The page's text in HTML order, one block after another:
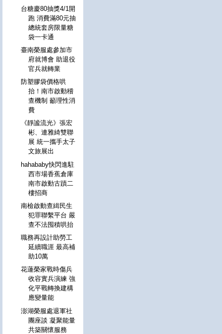
台糖慶80抽獎4/1開
跑 消費滿80元抽
總統套房限量糖
袋一卡通
臺南榮服處參加市
府就博會 助退役
官兵就轉業
防塑膠袋價格哄
抬！南市啟動稽
查機制 籲理性消
費
《靜謐流光》張宏
彬、連雅綺雙聯
展 統一攜手太子
文旅展出
hahababy快閃進駐
西市場香蕉倉庫
南市啟動古蹟二
樓招商
南檢啟動查緝民生
犯罪聯繫平台 嚴
查不法囤積哄抬
職務再設計助勞工
延續職涯 最高補
助10萬
花蓮榮家戰時傷兵
收容實兵演練 強
化平戰轉換建構
應變量能
澎湖榮服處退軍社
團座談 凝聚能量
共築關懷服務